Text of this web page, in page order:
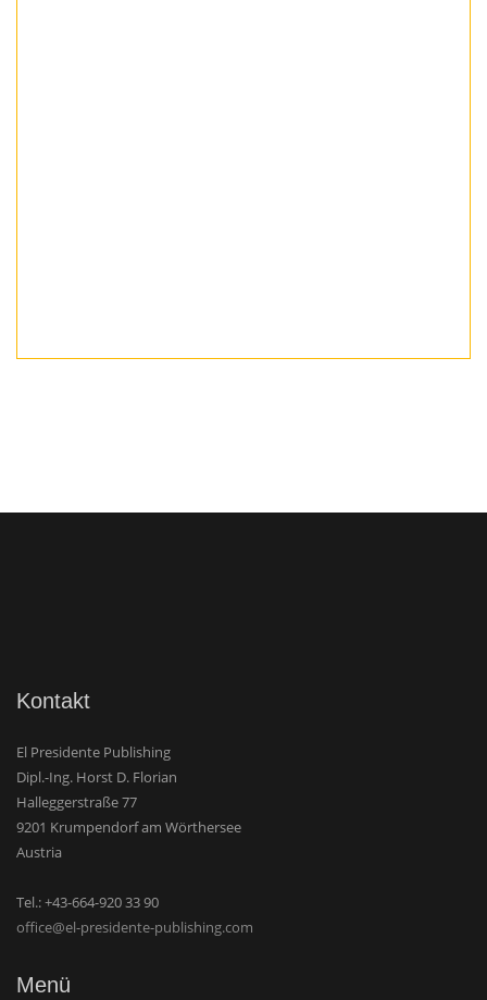
Kontakt
El Presidente Publishing
Dipl.-Ing. Horst D. Florian
Halleggerstraße 77
9201 Krumpendorf am Wörthersee
Austria
Tel.: +43-664-920 33 90
office@el-presidente-publishing.com
Menü